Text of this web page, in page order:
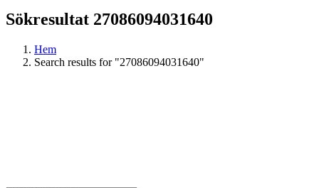
Sökresultat 27086094031640
Hem
Search results for "27086094031640"